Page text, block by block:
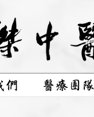
們 醫療團隊